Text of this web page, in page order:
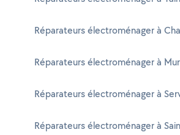
Réparateurs électroménager à
Réparateurs électroménager à
Réparateurs électroménager à
Réparateurs électroménager à